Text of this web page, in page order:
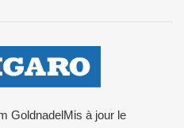
GoldnadelMis à jour le